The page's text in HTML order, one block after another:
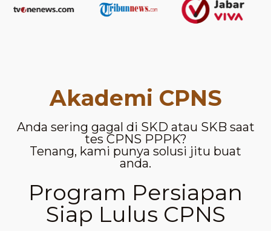
Akademi CPNS
Anda sering gagal di SKD atau SKB saat
tes CPNS PPPK?
Tenang, kami punya solusi jitu buat
anda.
Program Persiapan
Siap Lulus CPNS